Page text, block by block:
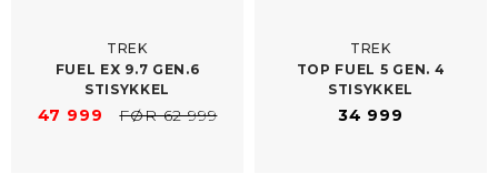
TREK
FUEL EX 9.7 GEN.6
STISYKKEL
47 999 FØR 62 999
TREK
TOP FUEL 5 GEN. 4
STISYKKEL
34 999